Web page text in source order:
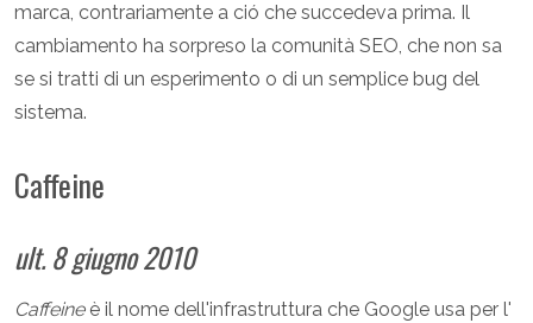
marca, contrariamente a ció che succedeva prima. Il
cambiamento ha sorpreso la comunità SEO, che non sa
se si tratti di un esperimento o di un semplice bug del
sistema.
Caffeine
ult. 8 giugno 2010
Caffeineè il nome dell'infrastruttura che Google usa per l'